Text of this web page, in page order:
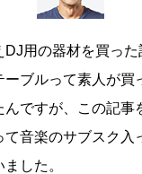
用の器材を買っ
ーブルって素人が買
ですが、この記事
て音楽のサブスク入
した。